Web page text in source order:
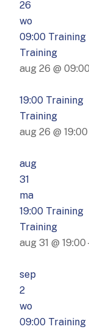
26
wo
09:00 Training
Training
aug 26 @
19:00 Training
Training
aug 26 @ 19:00
aug
31
ma
19:00 Training
Training
aug 31 @ 19:00
sep
2
wo
09:00 Training